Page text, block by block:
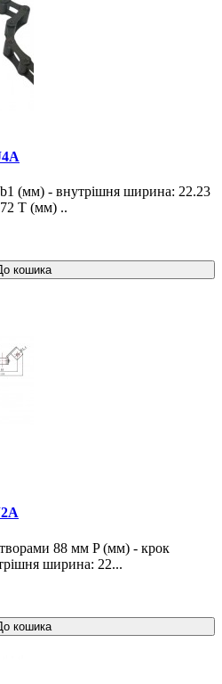
(мм) - внутрішня ширина: 22.23
T (мм) ..
кошика
88 мм P (мм) - крок
ширина: 22...
кошика